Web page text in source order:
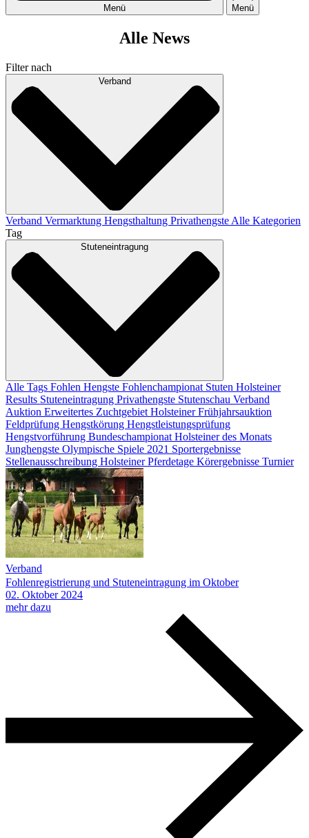
Menü Menü
Alle News
Filter nach
Verband
Verband Vermarktung Hengsthaltung PrivathengsteAlle Kategorien
Tag
Stuteneintragung
Alle Tags Fohlen Hengste Fohlenchampionat Stuten Holsteiner
Results Stuteneintragung Privathengste Stutenschau Verband
Auktion Erweitertes Zuchtgebiet Holsteiner Frühjahrsauktion
Feldprüfung Hengstkörung Hengstleistungsprüfung
Hengstvorführung Bundeschampionat Holsteiner des Monats
Junghengste Olympische Spiele 2021 Sportergebnisse
Stellenausschreibung Holsteiner Pferdetage Körergebnisse Turnier
Verband
Fohlenregistrierung und Stuteneintragung im Oktober
02. Oktober 2024
mehr dazu